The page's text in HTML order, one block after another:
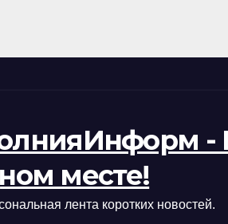
-
месте!
лента коротких новостей.